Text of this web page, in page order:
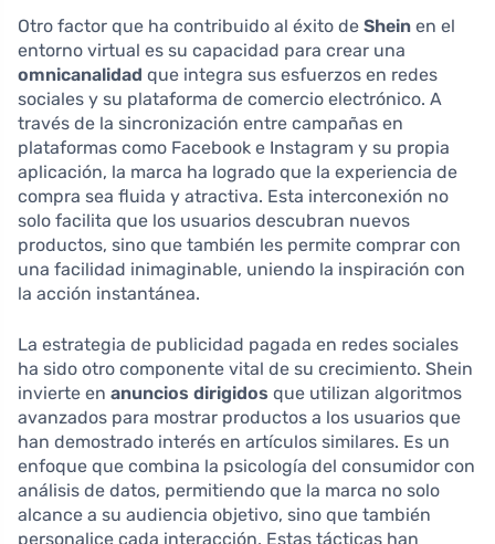
Otro factor que ha contribuido al éxito de Shein en el
entorno virtual es su capacidad para crear una
omnicanalidad que integra sus esfuerzos en redes
sociales y su plataforma de comercio electrónico. A
través de la sincronización entre campañas en
plataformas como Facebook e Instagram y su propia
aplicación, la marca ha logrado que la experiencia de
compra sea fluida y atractiva. Esta interconexión no
solo facilita que los usuarios descubran nuevos
productos, sino que también les permite comprar con
una facilidad inimaginable, uniendo la inspiración con
la acción instantánea.
La estrategia de publicidad pagada en redes sociales
ha sido otro componente vital de su crecimiento. Shein
invierte en anuncios dirigidos que utilizan algoritmos
avanzados para mostrar productos a los usuarios que
han demostrado interés en artículos similares. Es un
enfoque que combina la psicología del consumidor con
análisis de datos, permitiendo que la marca no solo
alcance a su audiencia objetivo, sino que también
personalice cada interacción. Estas tácticas han